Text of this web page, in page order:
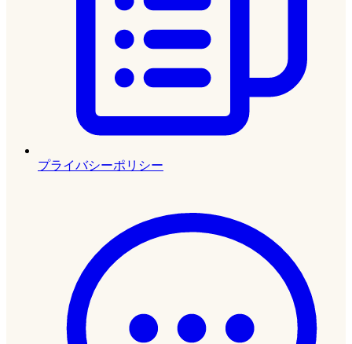
プライバシーポリシー